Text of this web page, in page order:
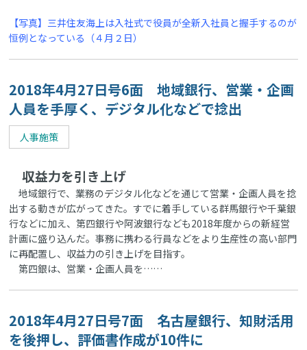
【写真】三井住友海上は入社式で役員が全新入社員と握手するのが
恒例となっている（４月２日）
2018年4月27日号6面 地域銀行、営業・企画
人員を手厚く、デジタル化などで捻出
人事施策
収益力を引き上げ
地域銀行で、業務のデジタル化などを通じて営業・企画人員を捻
出する動きが広がってきた。すでに着手している群馬銀行や千葉銀
行などに加え、第四銀行や阿波銀行なども2018年度からの新経営
計画に盛り込んだ。事務に携わる行員などをより生産性の高い部門
に再配置し、収益力の引き上げを目指す。
第四銀は、営業・企画人員を……
2018年4月27日号7面 名古屋銀行、知財活用
を後押し、評価書作成が10件に